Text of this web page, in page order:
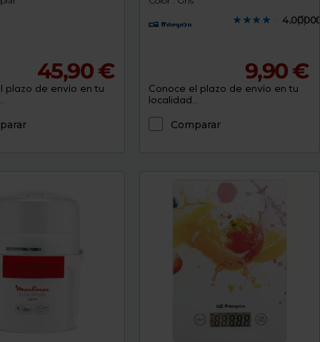
45,90 €
plazo de envío en tu
(1)
9,90 €
Conoce el plazo de envío en tu
localidad...
Comparar